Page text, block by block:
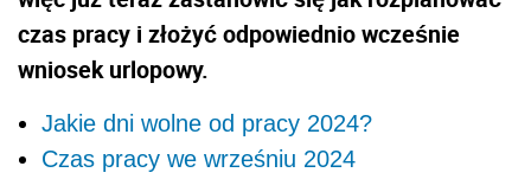
czas pracy i złożyć odpowiednio wcześnie
wniosek urlopowy.
Jakie dni wolne od pracy 2024?
Czas pracy we wrześniu 2024